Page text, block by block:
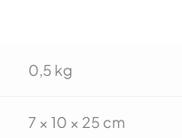
0,5 kg
7 × 10 × 25 cm